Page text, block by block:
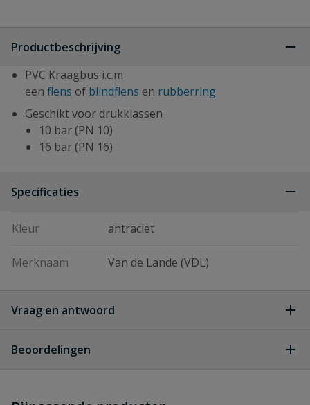
Productbeschrijving
PVC Kraagbus i.c.m
een flens of blindflens en rubberring
Geschikt voor drukklassen
10 bar (PN 10)
16 bar (PN 16)
Specificaties
Kleur antraciet
Merknaam Van de Lande (VDL)
Vraag en antwoord
Beoordelingen